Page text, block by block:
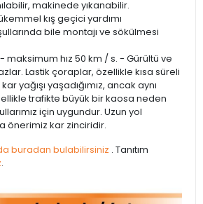
makinede yıkanabilir.
kış geçici yardımı
bile montajı ve sökülmesi
maksimum hız 50 km / s. - Gürültü ve
Lastik çoraplar, özellikle kısa süreli
yağışı yaşadığımız, ancak aynı
trafikte büyük bir kaosa neden
için uygundur. Uzun yol
önerimiz kar zinciridir.
buradan bulabilirsiniz . Tanıtım
.